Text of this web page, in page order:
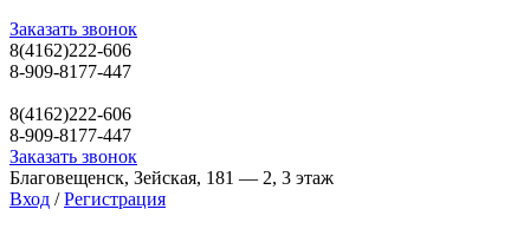
Заказать звонок
8(4162)222-606
8-909-8177-447
8(4162)222-606
8-909-8177-447
Заказать звонок
Благовещенск, Зейская, 181 — 2, 3 этаж
Вход / Регистрация